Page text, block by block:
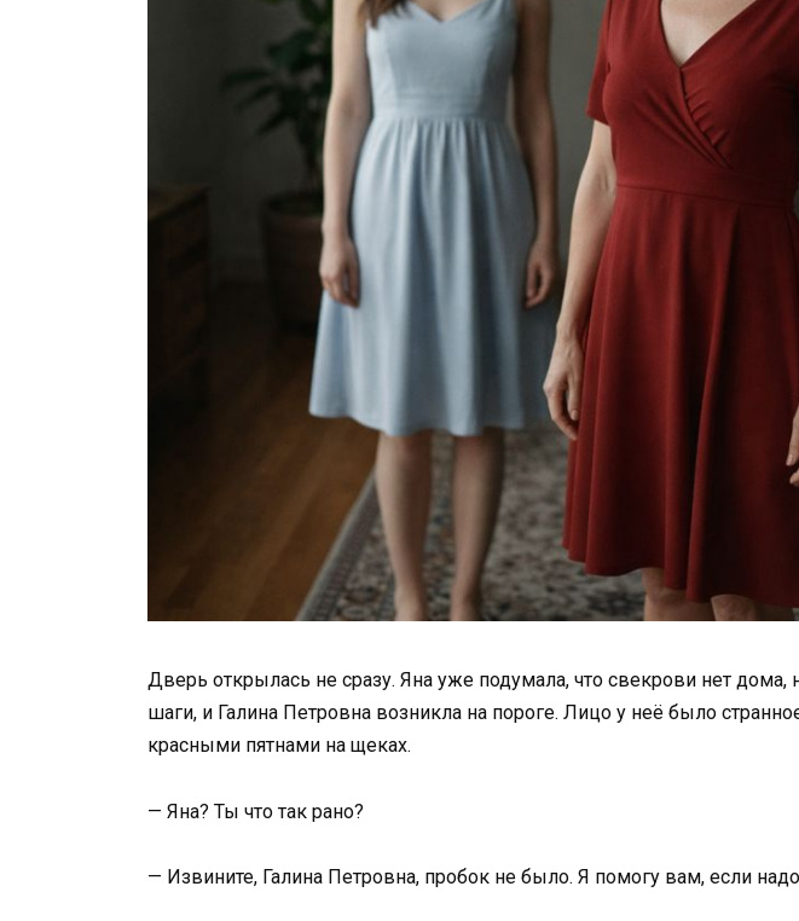
Дверь открылась не сразу. Яна уже подумала, что свекрови нет
шаги, и Галина Петровна возникла на пороге. Лицо у неё было
красными пятнами на щеках.
— Яна? Ты что так рано?
— Извините, Галина Петровна, пробок не было. Я помогу вам, если